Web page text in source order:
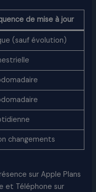
de mise à jour
(sauf évolution)
changements
sur Apple Plans
et Téléphone sur